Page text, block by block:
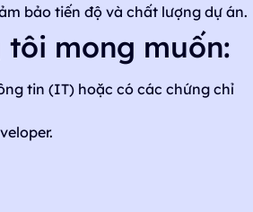
bảo tiến độ và chất lượng dự án.
mong muốn:
tin (IT) hoặc có các chứng chỉ